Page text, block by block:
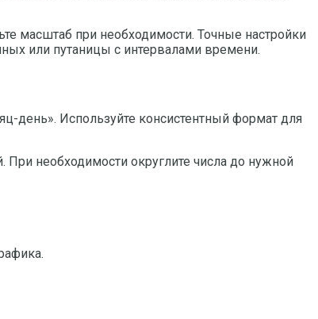
масштаб при необходимости. Точные настройки
или путаницы с интервалами времени.
день». Используйте консистентный формат для
необходимости округлите числа до нужной